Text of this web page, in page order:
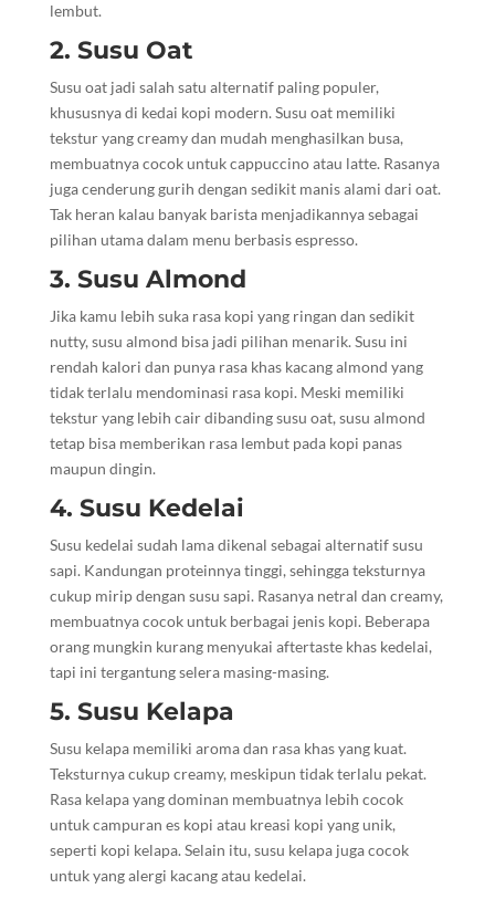
lembut.
2. Susu Oat
Susu oat jadi salah satu alternatif paling populer,
khususnya di kedai kopi modern. Susu oat memiliki
tekstur yang creamy dan mudah menghasilkan busa,
membuatnya cocok untuk cappuccino atau latte. Rasanya
juga cenderung gurih dengan sedikit manis alami dari oat.
Tak heran kalau banyak barista menjadikannya sebagai
pilihan utama dalam menu berbasis espresso.
3. Susu Almond
Jika kamu lebih suka rasa kopi yang ringan dan sedikit
nutty, susu almond bisa jadi pilihan menarik. Susu ini
rendah kalori dan punya rasa khas kacang almond yang
tidak terlalu mendominasi rasa kopi. Meski memiliki
tekstur yang lebih cair dibanding susu oat, susu almond
tetap bisa memberikan rasa lembut pada kopi panas
maupun dingin.
4. Susu Kedelai
Susu kedelai sudah lama dikenal sebagai alternatif susu
sapi. Kandungan proteinnya tinggi, sehingga teksturnya
cukup mirip dengan susu sapi. Rasanya netral dan creamy,
membuatnya cocok untuk berbagai jenis kopi. Beberapa
orang mungkin kurang menyukai aftertaste khas kedelai,
tapi ini tergantung selera masing-masing.
5. Susu Kelapa
Susu kelapa memiliki aroma dan rasa khas yang kuat.
Teksturnya cukup creamy, meskipun tidak terlalu pekat.
Rasa kelapa yang dominan membuatnya lebih cocok
untuk campuran es kopi atau kreasi kopi yang unik,
seperti kopi kelapa. Selain itu, susu kelapa juga cocok
untuk yang alergi kacang atau kedelai.